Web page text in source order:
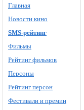
Главная
Новости кино
SMS-рейтинг
Фильмы
Рейтинг фильмов
Персоны
Рейтинг персон
Фестивали и премии